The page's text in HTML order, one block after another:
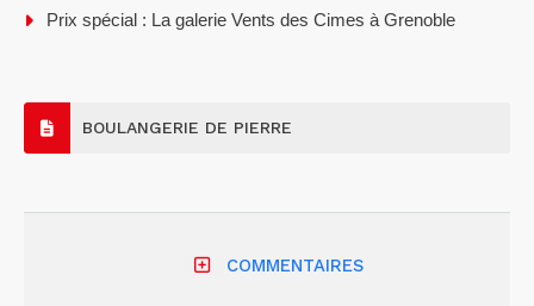
Prix spécial : La galerie Vents des Cimes à Grenoble
BOULANGERIE DE PIERRE
COMMENTAIRES